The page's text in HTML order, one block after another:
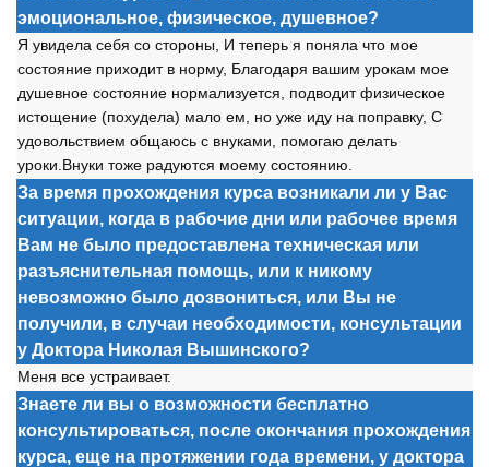
эмоциональное, физическое, душевное?
Я увидела себя со стороны, И теперь я поняла что мое
состояние приходит в норму, Благодаря вашим урокам мое
душевное состояние нормализуется, подводит физическое
истощение (похудела) мало ем, но уже иду на поправку, С
удовольствием общаюсь с внуками, помогаю делать
уроки.Внуки тоже радуются моему состоянию.
За время прохождения курса возникали ли у Вас
ситуации, когда в рабочие дни или рабочее время
Вам не было предоставлена техническая или
разъяснительная помощь, или к никому
невозможно было дозвониться, или Вы не
получили, в случаи необходимости, консультации
у Доктора Николая Вышинского?
Меня все устраивает.
Знаете ли вы о возможности бесплатно
консультироваться, после окончания прохождения
курса, еще на протяжении года времени, у доктора